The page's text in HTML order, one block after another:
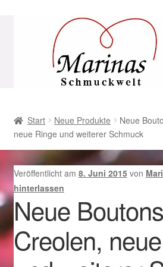
Navigation
AGB
Beispiel-Seite
Datenschutz
Geschenke zu Ostern 2023
Geschenke zu Ostern 2024
Start Neue Produkte
Neue
neue Ringe und weiterer Schmuck
Veröffentlicht am 8. Juni 2015 von
hinterlassen
Neue
Creolen,